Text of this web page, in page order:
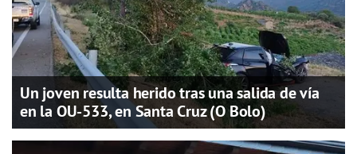
Un joven resulta herido tras una salida de vía
en la OU-533, en Santa Cruz (O Bolo)